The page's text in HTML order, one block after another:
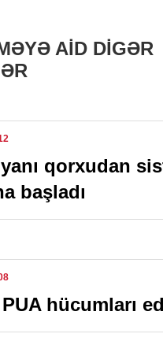
AID DIGƏR
qorxudan
başladı
hücumları